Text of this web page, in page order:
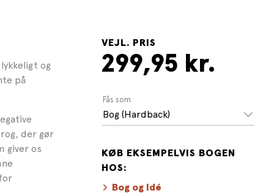
og
på
der gør
giver os
VEJL. PRIS
299,95 kr.
Fås som
Bog (Hardback)
KØB EKSEMPELVIS BOGEN
HOS:
Bog og Idé